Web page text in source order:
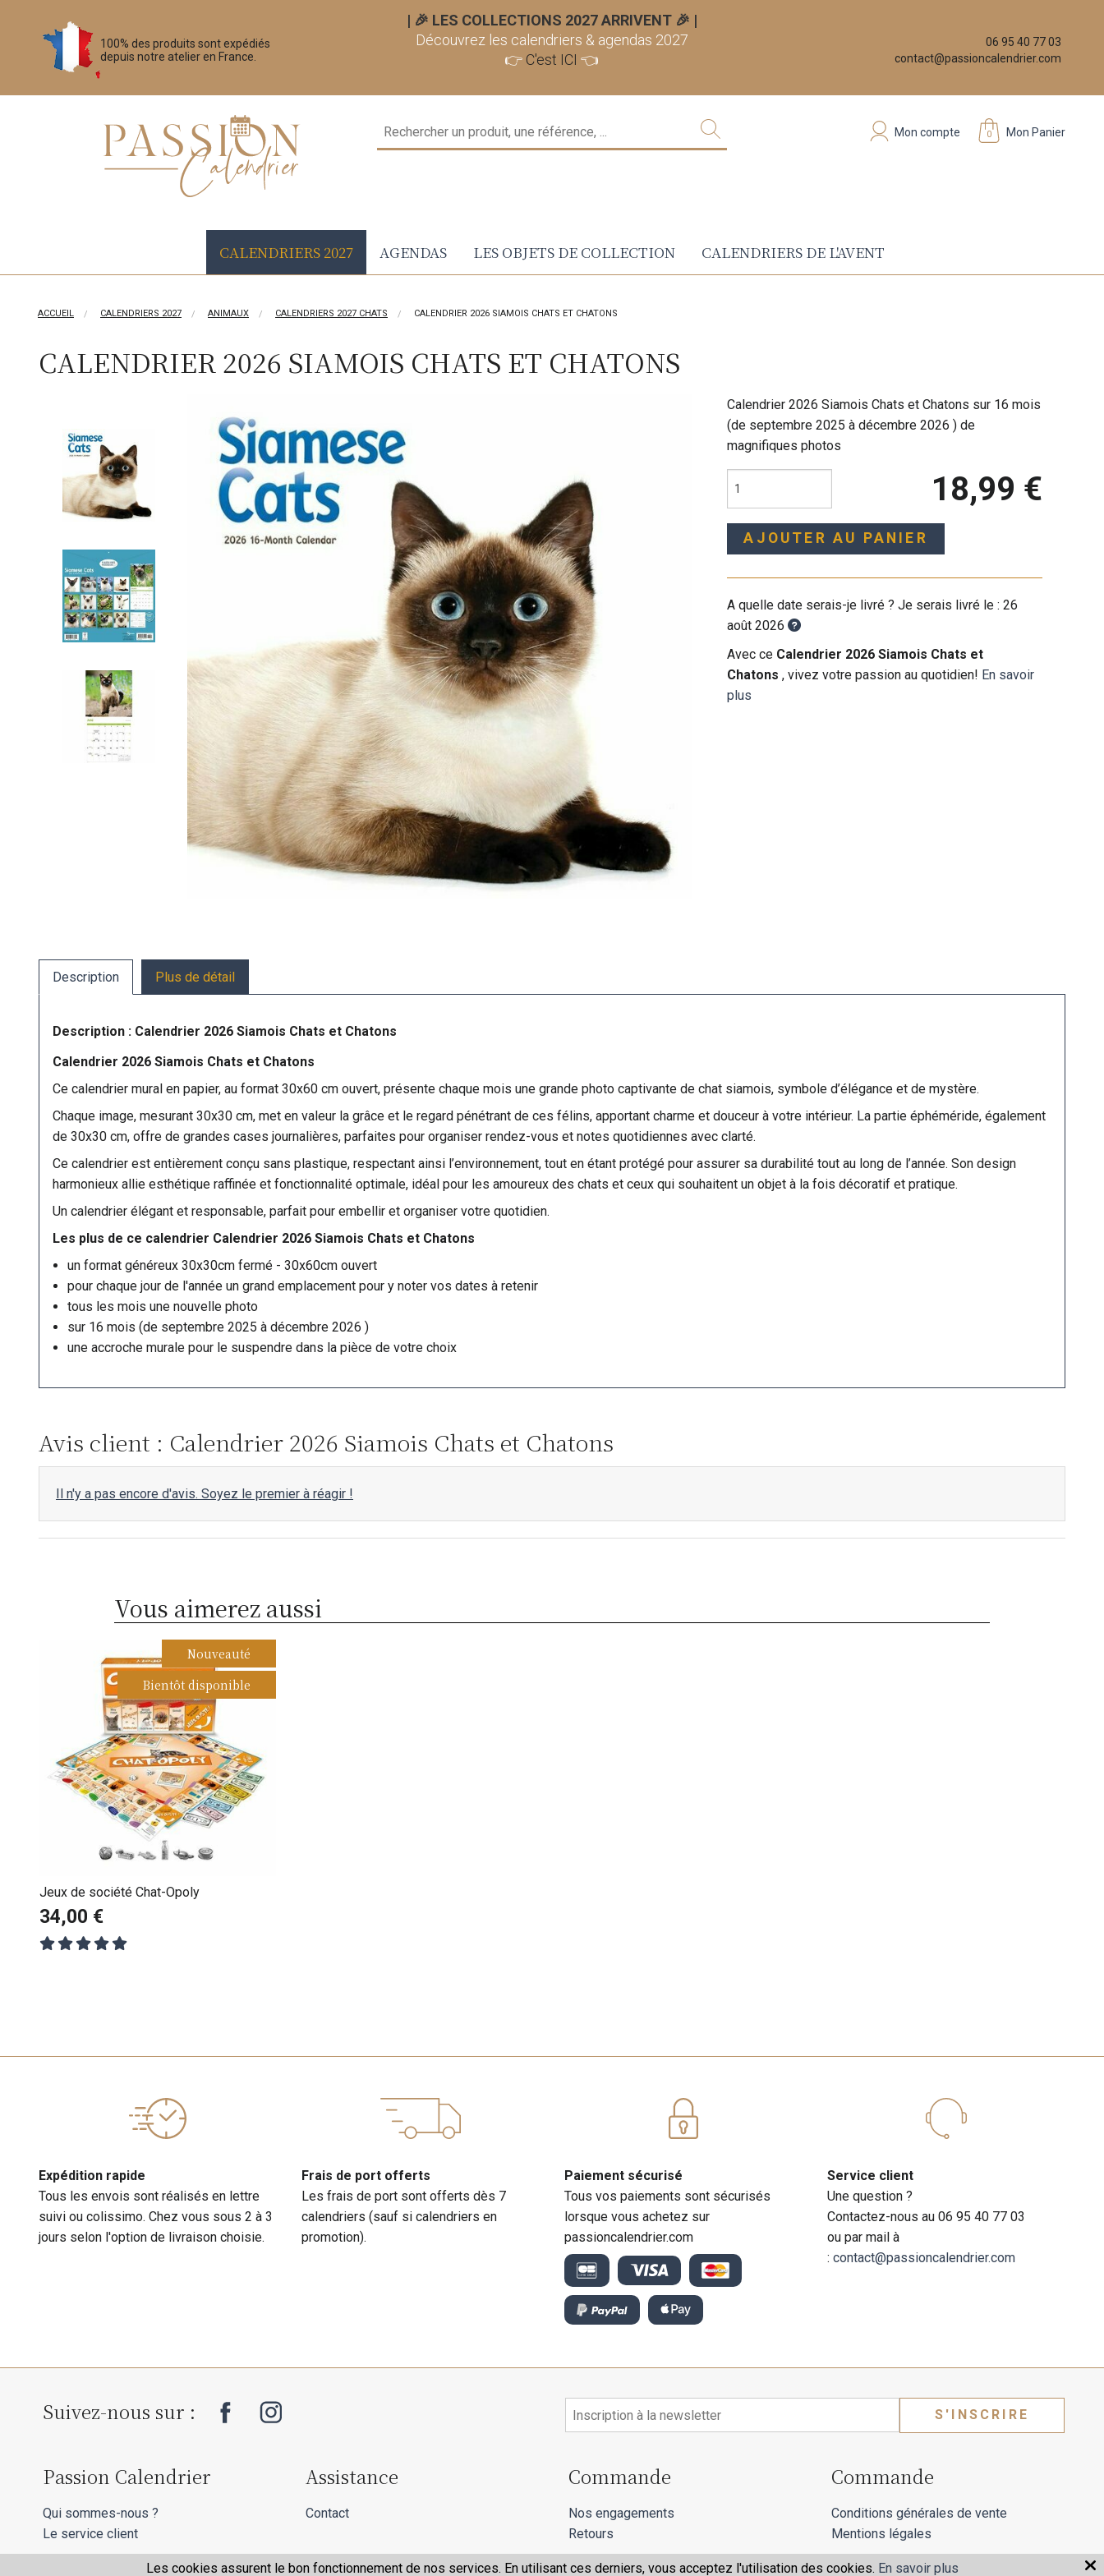
100% des produits sont expédiés
depuis notre atelier en France.
| 🎉 LES COLLECTIONS 2027 ARRIVENT 🎉 |
Découvrez les calendriers & agendas 2027
👉 C'est ICI 👈
06 95 40 77 03
contact@passioncalendrier.com
0 Mon Panier
Mon compte
CALENDRIERS 2027 AGENDAS LES OBJETS DE COLLECTION CALENDRIERS DE L'AVENT
ACCUEIL CALENDRIERS 2027 ANIMAUX CALENDRIERS 2027 CHATS CALENDRIER 2026 SIAMOIS CHATS ET CHATONS
CALENDRIER 2026 SIAMOIS CHATS ET CHATONS
Calendrier 2026 Siamois Chats et Chatons sur 16 mois
(de septembre 2025 à décembre 2026 ) de
magnifiques photos
18,99 €
AJOUTER AU PANIER
A quelle date serais-je livré ? Je serais livré le :26
août 2026
Avec ce Calendrier 2026 Siamois Chats et
Chatons, vivez votre passion au quotidien! En savoir
plus
Description Plus de détail
Description : Calendrier 2026 Siamois Chats et Chatons
Calendrier 2026 Siamois Chats et Chatons
Ce calendrier mural en papier, au format 30x60 cm ouvert, présente chaque mois une grande photo captivante de chat siamois, symbole d’élégance et de mystère.
Chaque image, mesurant 30x30 cm, met en valeur la grâce et le regard pénétrant de ces félins, apportant charme et douceur à votre intérieur. La partie éphéméride, également
de 30x30 cm, offre de grandes cases journalières, parfaites pour organiser rendez-vous et notes quotidiennes avec clarté.
Ce calendrier est entièrement conçu sans plastique, respectant ainsi l’environnement, tout en étant protégé pour assurer sa durabilité tout au long de l’année. Son design
harmonieux allie esthétique raffinée et fonctionnalité optimale, idéal pour les amoureux des chats et ceux qui souhaitent un objet à la fois décoratif et pratique.
Un calendrier élégant et responsable, parfait pour embellir et organiser votre quotidien.
Les plus de ce calendrier Calendrier 2026 Siamois Chats et Chatons
un format généreux 30x30cm fermé - 30x60cm ouvert
pour chaque jour de l'année un grand emplacement pour y noter vos dates à retenir
tous les mois une nouvelle photo
sur 16 mois (de septembre 2025 à décembre 2026 )
une accroche murale pour le suspendre dans la pièce de votre choix
Avis client : Calendrier 2026 Siamois Chats et Chatons
Il n'y a pas encore d'avis. Soyez le premier à réagir !
Vous aimerez aussi
Nouveauté
Jeux de société Chat-Opoly
34,00 €
Bientôt disponible
Expédition rapide
Tous les envois sont réalisés en lettre
suivi ou colissimo. Chez vous sous 2 à 3
jours selon l'option de livraison choisie.
Frais de port offerts
Les frais de port sont offerts dès 7
calendriers (sauf si calendriers en
promotion).
Paiement sécurisé
Tous vos paiements sont sécurisés
lorsque vous achetez sur
passioncalendrier.com
Service client
Une question ?
Contactez-nous au 06 95 40 77 03
ou par mail à
: contact@passioncalendrier.com
Suivez-nous sur : S'INSCRIRE
Passion Calendrier
Qui sommes-nous ?
Le service client
Assistance
Contact
Commande
Nos engagements
Retours
Commande
Conditions générales de vente
Mentions légales
Les cookies assurent le bon fonctionnement de nos services. En utilisant ces derniers, vous acceptez l'utilisation des cookies. En savoir plus